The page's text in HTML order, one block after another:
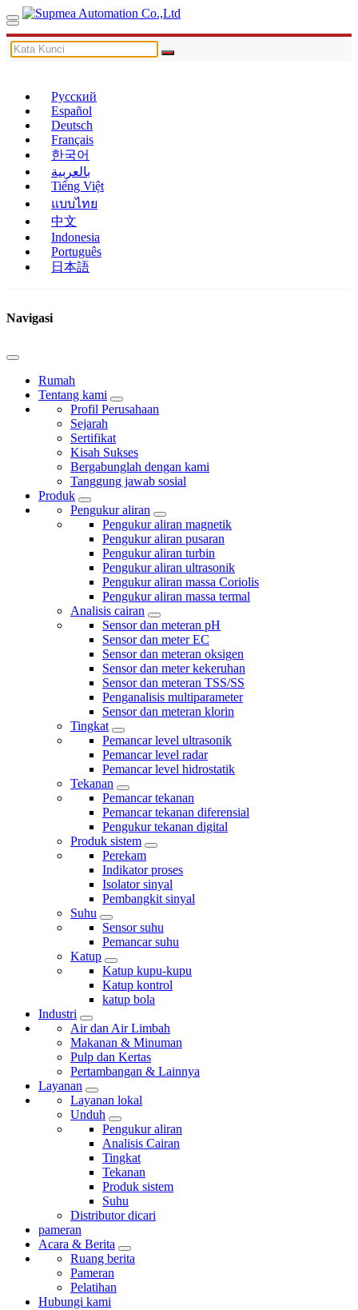
Русский
Español
Deutsch
Français
한국어
بالعربية
Tiếng Việt
แบบไทย
中文
Indonesia
Português
日本語
Navigasi
Rumah
Tentang kami
Profil Perusahaan
Sejarah
Sertifikat
Kisah Sukses
Bergabunglah dengan kami
Tanggung jawab sosial
Produk
Pengukur aliran
Pengukur aliran magnetik
Pengukur aliran pusaran
Pengukur aliran turbin
Pengukur aliran ultrasonik
Pengukur aliran massa Coriolis
Pengukur aliran massa termal
Analisis cairan
Sensor dan meteran pH
Sensor dan meter EC
Sensor dan meteran oksigen
Sensor dan meter kekeruhan
Sensor dan meteran TSS/SS
Penganalisis multiparameter
Sensor dan meteran klorin
Tingkat
Pemancar level ultrasonik
Pemancar level radar
Pemancar level hidrostatik
Tekanan
Pemancar tekanan
Pemancar tekanan diferensial
Pengukur tekanan digital
Produk sistem
Perekam
Indikator proses
Isolator sinyal
Pembangkit sinyal
Suhu
Sensor suhu
Pemancar suhu
Katup
Katup kupu-kupu
Katup kontrol
katup bola
Industri
Air dan Air Limbah
Makanan & Minuman
Pulp dan Kertas
Pertambangan & Lainnya
Layanan
Layanan lokal
Unduh
Pengukur aliran
Analisis Cairan
Tingkat
Tekanan
Produk sistem
Suhu
Distributor dicari
pameran
Acara & Berita
Ruang berita
Pameran
Pelatihan
Hubungi kami